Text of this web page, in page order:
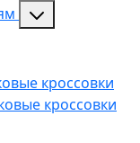
кроссовки
кроссовки